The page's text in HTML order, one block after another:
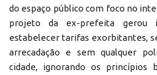
do espaço público com foco no
projeto da ex-prefeita gerou
estabelecer tarifas exorbitantes,
arrecadação e sem qualquer
cidade, ignorando os princípios